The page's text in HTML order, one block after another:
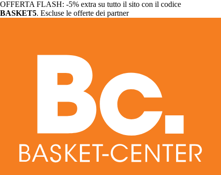
OFFERTA FLASH: -5% extra su tutto il sito con il codice
BASKET5. Escluse le offerte dei partner